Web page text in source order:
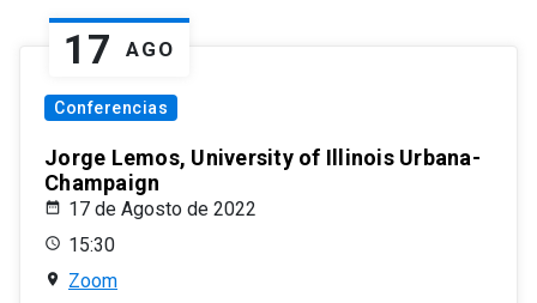
17 AGO
Conferencias
Jorge Lemos, University of Illinois Urbana-
Champaign
17 de Agosto de 2022
15:30
Zoom